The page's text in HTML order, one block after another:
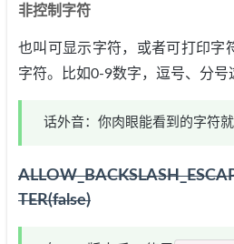
非控制字符
也叫可显示字符，或者可打印字
字符。比如0-9数字，逗号、分号
话外音：你肉眼能看到的字符
TER(false)